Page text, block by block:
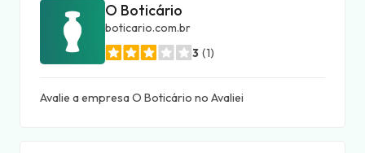
O Boticário
boticario.com.br
3 (1)
Avalie a empresa O Boticário no Avaliei